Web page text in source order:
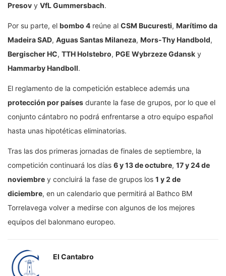
Presov y VfL Gummersbach.
Por su parte, el bombo 4 reúne al CSM Bucuresti, Marítimo da
Madeira SAD, Aguas Santas Milaneza, Mors-Thy Handbold,
Bergischer HC, TTH Holstebro, PGE Wybrzeze Gdansk y
Hammarby Handboll.
El reglamento de la competición establece además una
protección por países durante la fase de grupos, por lo que el
conjunto cántabro no podrá enfrentarse a otro equipo español
hasta unas hipotéticas eliminatorias.
Tras las dos primeras jornadas de finales de septiembre, la
competición continuará los días 6 y 13 de octubre, 17 y 24 de
noviembre y concluirá la fase de grupos los 1 y 2 de
diciembre, en un calendario que permitirá al Bathco BM
Torrelavega volver a medirse con algunos de los mejores
equipos del balonmano europeo.
El Cantabro